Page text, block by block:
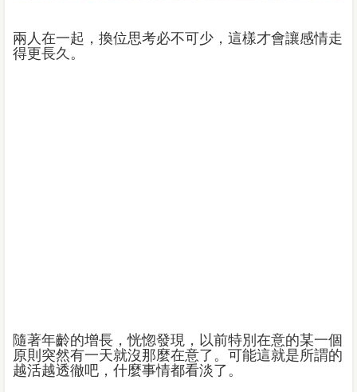
兩人在一起，換位思考必不可少，這樣才會讓感情走
得更長久。
隨著年齡的增長，恍惚發現，以前特別在意的某一個
原則突然有一天就沒那麼在意了。可能這就是所謂的
越活越透徹吧，什麼事情都看淡了。